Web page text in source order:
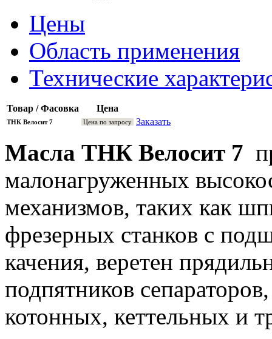
Цены
Область применения
Технические
Товар / Фасовка Цена
ТНК Велосит 7 Цена по запросу Заказать
Масла ТНК Велосит 7
малонагруженных
механизмов, таких как
фрезерных станков с
качения, веретен
подпятников
котонных, кеттельных и